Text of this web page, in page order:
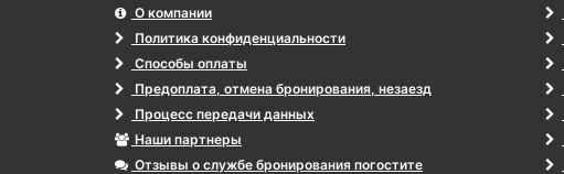
О компании
Политика конфиденциальности
Способы оплаты
Предоплата, отмена бронирования, незаезд
Процесс передачи данных
Наши партнеры
Отзывы о службе бронирования погостите